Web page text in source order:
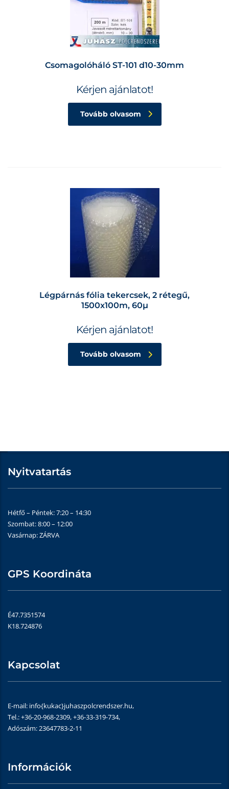
Csomagolóháló ST-101 d10-30mm
Kérjen ajánlatot!
Tovább olvasom
Légpárnás fólia tekercsek, 2 rétegű,
1500x100m, 60µ
Kérjen ajánlatot!
Tovább olvasom
Nyitvatartás
Hétfő – Péntek: 7:20 – 14:30
Szombat: 8:00 – 12:00
Vasárnap: ZÁRVA
GPS Koordináta
É47.7351574
K18.724876
Kapcsolat
E-mail: info{kukac}juhaszpolcrendszer.hu,
Tel.: +36-20-968-2309, +36-33-319-734,
Adószám: 23647783-2-11
Információk